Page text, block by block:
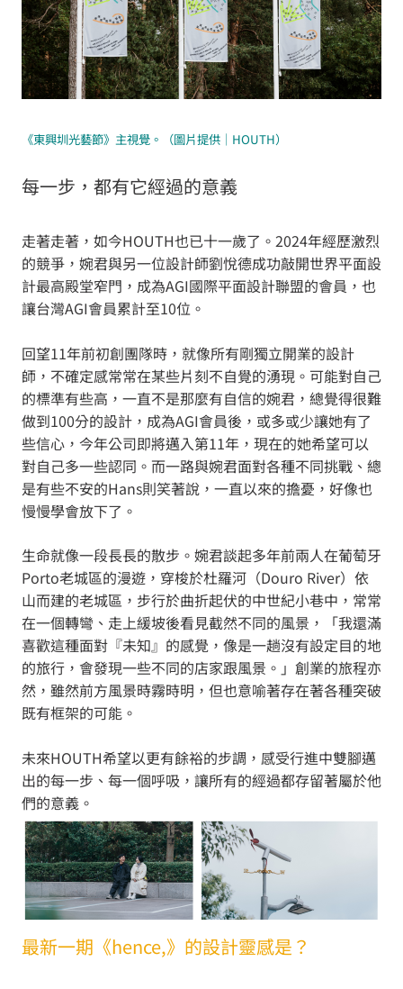
《東興圳光藝節》主視覺。（圖片提供｜HOUTH）
每一步，都有它經過的意義
走著走著，如今HOUTH也已十一歲了。2024年經歷激烈
的競爭，婉君與另一位設計師劉悅德成功敲開世界平面設
計最高殿堂窄門，成為AGI國際平面設計聯盟的會員，也
讓台灣AGI會員累計至10位。
回望11年前初創團隊時，就像所有剛獨立開業的設計
師，不確定感常常在某些片刻不自覺的湧現。可能對自己
的標準有些高，一直不是那麼有自信的婉君，總覺得很難
做到100分的設計，成為AGI會員後，或多或少讓她有了
些信心，今年公司即將邁入第11年，現在的她希望可以
對自己多一些認同。而一路與婉君面對各種不同挑戰、總
是有些不安的Hans則笑著說，一直以來的擔憂，好像也
慢慢學會放下了。
生命就像一段長長的散步。婉君談起多年前兩人在葡萄牙
Porto老城區的漫遊，穿梭於杜羅河（Douro River）依
山而建的老城區，步行於曲折起伏的中世紀小巷中，常常
在一個轉彎、走上緩坡後看見截然不同的風景，「我還滿
喜歡這種面對『未知』的感覺，像是一趟沒有設定目的地
的旅行，會發現一些不同的店家跟風景。」創業的旅程亦
然，雖然前方風景時霧時明，但也意喻著存在著各種突破
既有框架的可能。
未來HOUTH希望以更有餘裕的步調，感受行進中雙腳邁
出的每一步、每一個呼吸，讓所有的經過都存留著屬於他
們的意義。
最新一期《hence,》的設計靈感是？